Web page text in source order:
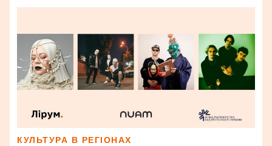
КУЛЬТУРА В РЕГІОНАХ